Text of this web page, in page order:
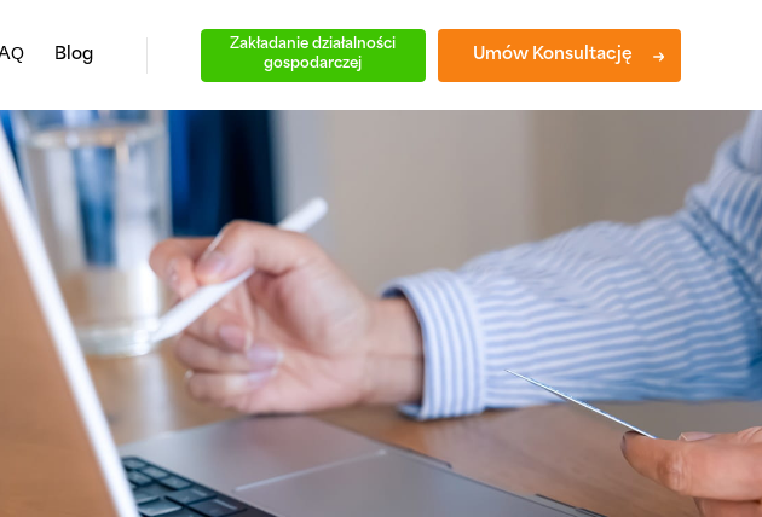
Blog
Zakładanie działalności
gospodarczej
Umów Konsultację